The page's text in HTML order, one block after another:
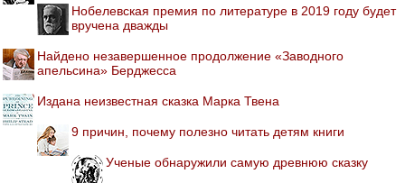
Нобелевская премия по литературе в 2019 году будет
вручена дважды
Найдено незавершенное продолжение «Заводного
апельсина» Берджесса
Издана неизвестная сказка Марка Твена
9 причин, почему полезно читать детям книги
Ученые обнаружили самую древнюю сказку